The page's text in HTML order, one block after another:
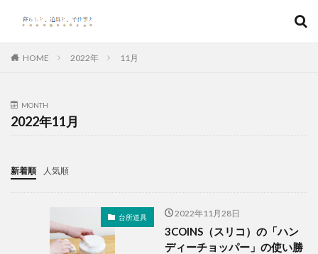
HOME 2022年 11月
MONTH
2022年11月
新着順 人気順
台所道具 2022年11月28日
3COINS（スリコ）の「ハン
ディーチョッパー」の使い勝